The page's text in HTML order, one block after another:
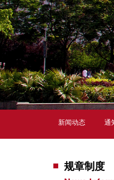
新闻动态 通
规章制度